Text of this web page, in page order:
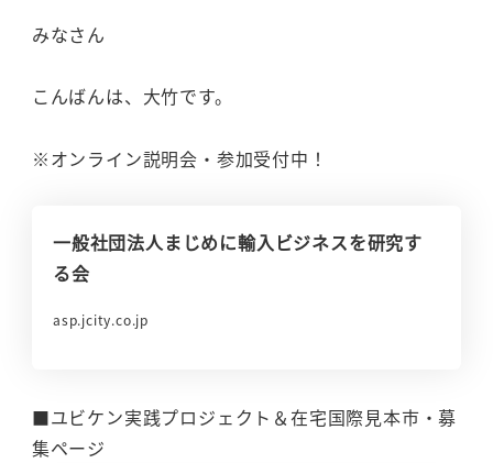
みなさん
こんばんは、大竹です。
※オンライン説明会・参加受付中！
一般社団法人まじめに輸入ビジネスを研究す
る会
asp.jcity.co.jp
■ユビケン実践プロジェクト＆在宅国際見本市・募
集ページ